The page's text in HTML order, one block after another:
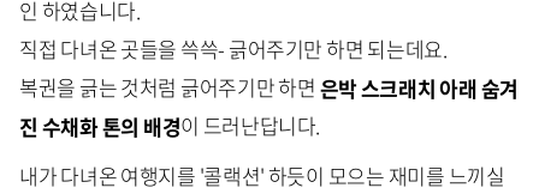
인 하였습니다.
직접 다녀온 곳들을 쓱쓱- 긁어주기만 하면 되는데요.
복권을 긁는 것처럼 긁어주기만 하면 은박 스크래치 아래 숨겨
진 수채화 톤의 배경이 드러난답니다.
내가 다녀온 여행지를 '콜랙션' 하듯이 모으는 재미를 느끼실